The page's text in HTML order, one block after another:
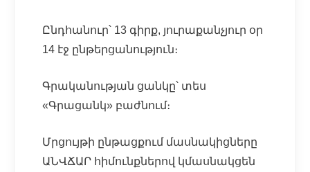
Ընդհանուր՝ 13 գիրք, յուրաքանչյուր օր
14 էջ ընթերցանություն։
Գրականության ցանկը՝ տես
«Գրացանկ» բաժնում։
Մրցույթի ընթացքում մասնակիցները
ԱՆՎՃԱՐ հիմունքներով կմասնակցեն